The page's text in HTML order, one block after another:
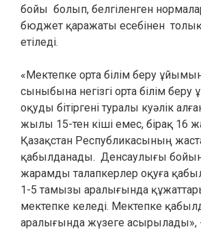
бойы болып, белгіленген
бюджет қаражаты есебінен
етіледі.
«Мектепке орта білім беру
сыныбына негізгі орта білім
оқуды бітіргені туралы куәлік
жылы 15-тен кіші емес, бірақ 16
Қазақстан Республикасының
қабылданады. Денсаулығы
жарамды талапкерлер оқуға
1-5 тамызы аралығында
мектепке келеді. Мектепке
аралығында жүзеге асырылады»,